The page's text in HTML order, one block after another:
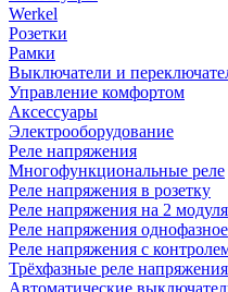
Werkel
Розетки
Рамки
Выключатели и
Управление комфортом
Аксессуары
Электрооборудование
Реле напряжения
Многофункциональные реле
Реле напряжения в розетку
Реле напряжения на 2 модуля
Реле напряжения однофазное
Реле напряжения с
Трёхфазные реле напряжения
Автоматические